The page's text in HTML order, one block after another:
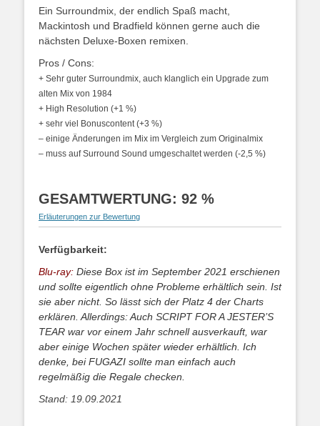
Ein Surroundmix, der endlich Spaß macht,
Mackintosh und Bradfield können gerne auch die
nächsten Deluxe-Boxen remixen.
Pros / Cons:
+ Sehr guter Surroundmix, auch klanglich ein Upgrade zum
alten Mix von 1984
+ High Resolution (+1 %)
+ sehr viel Bonuscontent (+3 %)
– einige Änderungen im Mix im Vergleich zum Originalmix
– muss auf Surround Sound umgeschaltet werden (-2,5 %)
GESAMTWERTUNG: 92 %
Erläuterungen zur Bewertung
Verfügbarkeit:
Blu-ray: Diese Box ist im September 2021 erschienen
und sollte eigentlich ohne Probleme erhältlich sein. Ist
sie aber nicht. So lässt sich der Platz 4 der Charts
erklären. Allerdings: Auch SCRIPT FOR A JESTER’S
TEAR war vor einem Jahr schnell ausverkauft, war
aber einige Wochen später wieder erhältlich. Ich
denke, bei FUGAZI sollte man einfach auch
regelmäßig die Regale checken.
Stand: 19.09.2021